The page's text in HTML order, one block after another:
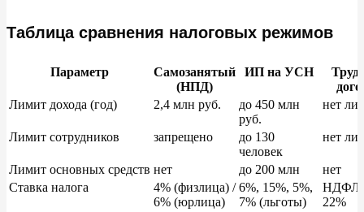
Таблица сравнения налоговых режимов
Параметр
Самозанятый
(НПД)
ИП на УСН
Лимит дохода (год)
2,4 млн руб.
до 450 млн
руб.
нет
Лимит сотрудников запрещено
до 130
человек
нет
Лимит основных средств нет до 200 млн
нет
Ставка налога
4% (физлица) /
6% (юрлица)
6%, 15%, 5%,
7% (льготы)
НДФЛ
22%